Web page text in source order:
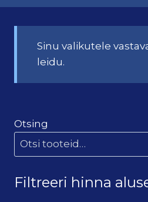
Sinu valikutele
leidu.
Otsing
Filtreeri hinna